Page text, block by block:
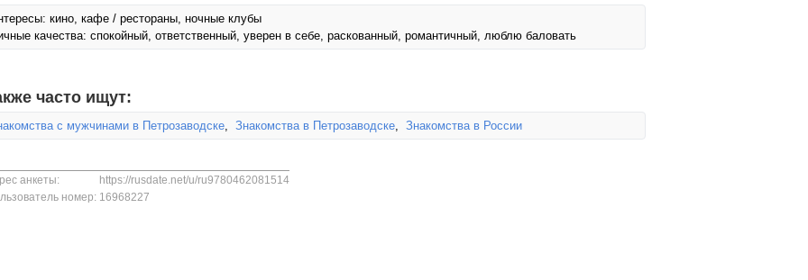
кино, кафе / рестораны, ночные клубы
качества: спокойный, ответственный, уверен в себе, раскованный, романтичный, люблю баловать
часто ищут:
с мужчинами в Петрозаводске, Знакомства в Петрозаводске, Знакомства в России
анкеты:
https://rusdate.net/u/ru9780462081514
номер: 16968227